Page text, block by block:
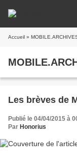
Accueil »
Les brèves de
Publié le 04/04/2015 à
Par Honorius